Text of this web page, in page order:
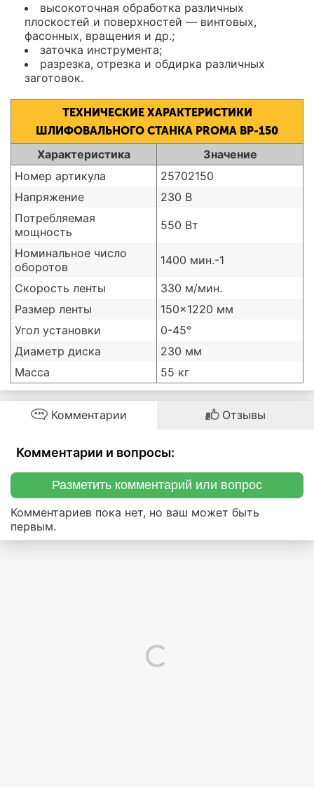
высокоточная обработка различных
плоскостей и поверхностей — винтовых,
фасонных, вращения и др.;
заточка инструмента;
разрезка, отрезка и обдирка различных
заготовок.
ТЕХНИЧЕСКИЕ ХАРАКТЕРИСТИКИ
ШЛИФОВАЛЬНОГО СТАНКА PROMA BP-150
Характеристика
Значение
Номер артикула
25702150
Напряжение
230 В
Потребляемая
мощность
550 Вт
Номинальное число
оборотов
1400 мин.-1
Скорость ленты
330 м/мин.
Размер ленты
150x1220 мм
Угол установки
0-45°
Диаметр диска
230 мм
Масса
55 кг
Комментарии Отзывы
Комментарии и вопросы:
Разметить комментарий или вопрос
Комментариев пока нет, но ваш может быть
первым.